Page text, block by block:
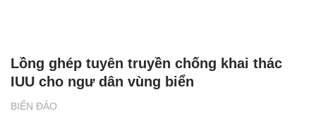
BIỂN ĐẢO
Lồng ghép tuyên truyền chống khai thác
IUU cho ngư dân vùng biển